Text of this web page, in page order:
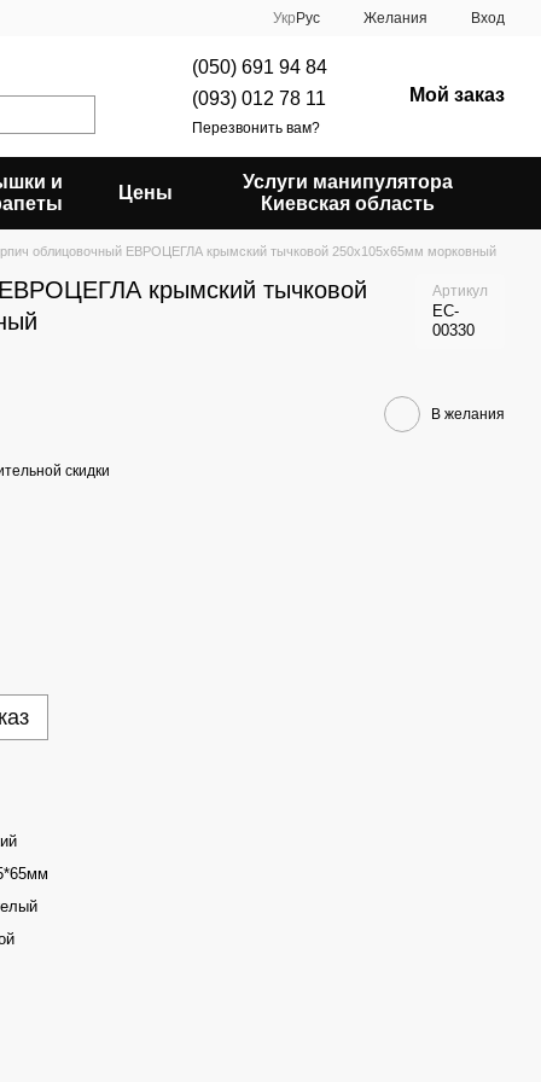
Укр Рус Желания Вход
(050) 691 94 84
(093) 012 78 11
Перезвонить вам?
Мой заказ
и
Цены
Услуги манипулятора
Киевская область
облицовочный ЕВРОЦЕГЛА крымский тычковой 250х105х65мм морковный
крымский тычковой
Артикул
EC-
00330
В желания
скидки